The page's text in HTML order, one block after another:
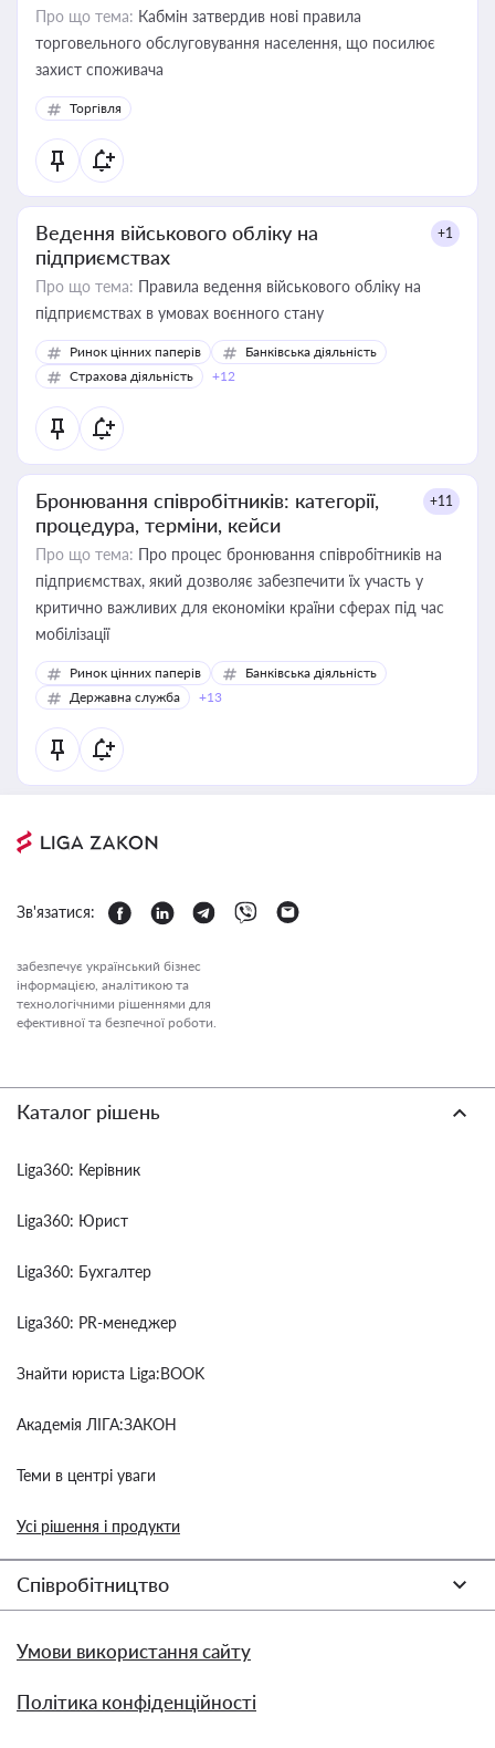
Про що тема: Кабмін затвердив нові правила
торговельного обслуговування населення, що посилює
захист споживача
Торгівля
Ведення військового обліку на
підприємствах
+1
Про що тема: Правила ведення військового обліку на
підприємствах в умовах воєнного стану
Ринок цінних паперів
Банківська діяльність
Страхова діяльність
+12
Бронювання співробітників: категорії,
процедура, терміни, кейси
+11
Про що тема: Про процес бронювання співробітників на
підприємствах, який дозволяє забезпечити їх участь у
критично важливих для економіки країни сферах під час
мобілізації
Ринок цінних паперів
Банківська діяльність
Державна служба
+13
Зв'язатися:
забезпечує український бізнес
інформацією, аналітикою та
технологічними рішеннями для
ефективної та безпечної роботи.
Каталог рішень
Liga360: Керівник
Liga360: Юрист
Liga360: Бухгалтер
Liga360: PR-менеджер
Знайти юриста Liga:BOOK
Академія ЛІГА:ЗАКОН
Теми в центрі уваги
Усі рішення і продукти
Співробітництво
Умови використання сайту
Політика конфіденційності